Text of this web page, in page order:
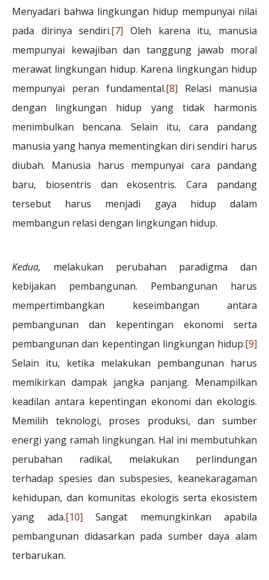
Menyadari bahwa lingkungan hidup mempunyai nilai
pada dirinya sendiri.[7] Oleh karena itu, manusia
mempunyai kewajiban dan tanggung jawab moral
merawat lingkungan hidup. Karena lingkungan hidup
mempunyai peran fundamental.[8] Relasi manusia
dengan lingkungan hidup yang tidak harmonis
menimbulkan bencana. Selain itu, cara pandang
manusia yang hanya mementingkan diri sendiri harus
diubah. Manusia harus mempunyai cara pandang
baru, biosentris dan ekosentris. Cara pandang
tersebut harus menjadi gaya hidup dalam
membangun relasi dengan lingkungan hidup.
Kedua, melakukan perubahan paradigma dan
kebijakan pembangunan. Pembangunan harus
mempertimbangkan keseimbangan antara
pembangunan dan kepentingan ekonomi serta
pembangunan dan kepentingan lingkungan hidup.[9]
Selain itu, ketika melakukan pembangunan harus
memikirkan dampak jangka panjang. Menampilkan
keadilan antara kepentingan ekonomi dan ekologis.
Memilih teknologi, proses produksi, dan sumber
energi yang ramah lingkungan. Hal ini membutuhkan
perubahan radikal, melakukan perlindungan
terhadap spesies dan subspesies, keanekaragaman
kehidupan, dan komunitas ekologis serta ekosistem
yang ada.[10] Sangat memungkinkan apabila
pembangunan didasarkan pada sumber daya alam
terbarukan.